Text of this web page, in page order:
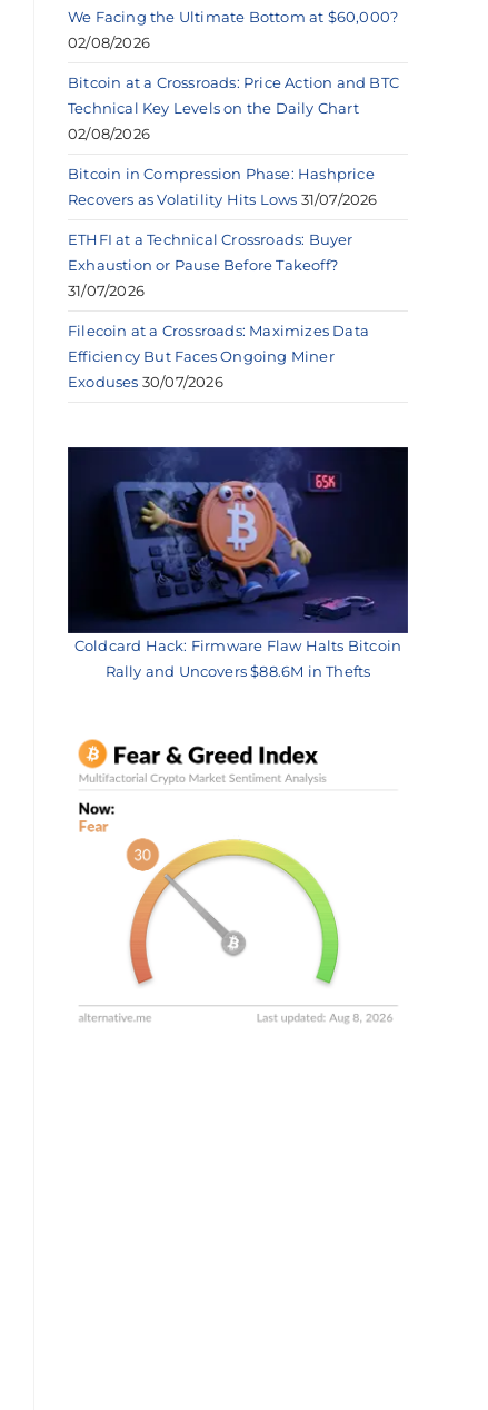
We Facing the Ultimate Bottom at $60,000?
02/08/2026
Bitcoin at a Crossroads: Price Action and BTC
Technical Key Levels on the Daily Chart
02/08/2026
Bitcoin in Compression Phase: Hashprice
Recovers as Volatility Hits Lows 31/07/2026
ETHFI at a Technical Crossroads: Buyer
Exhaustion or Pause Before Takeoff?
31/07/2026
Filecoin at a Crossroads: Maximizes Data
Efficiency But Faces Ongoing Miner
Exoduses 30/07/2026
Coldcard Hack: Firmware Flaw Halts Bitcoin
Rally and Uncovers $88.6M in Thefts